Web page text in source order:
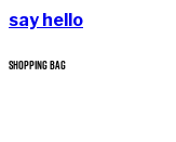
say hello
SHOPPING BAG